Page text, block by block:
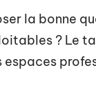
la bonne
? Le